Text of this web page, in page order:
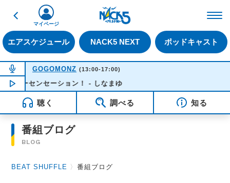
戻る
エアスケジュール NACK5 NEXT ポッドキャスト
マイページ
NOW ON AIR
GOGOMONZ (13:00-17:00)
NOW PLAYING13:37
ーセンセーション！ - しなまゆ
聴く 調べる 知る
番組ブログ
BLOG
BEAT SHUFFLE 〉番組ブログ